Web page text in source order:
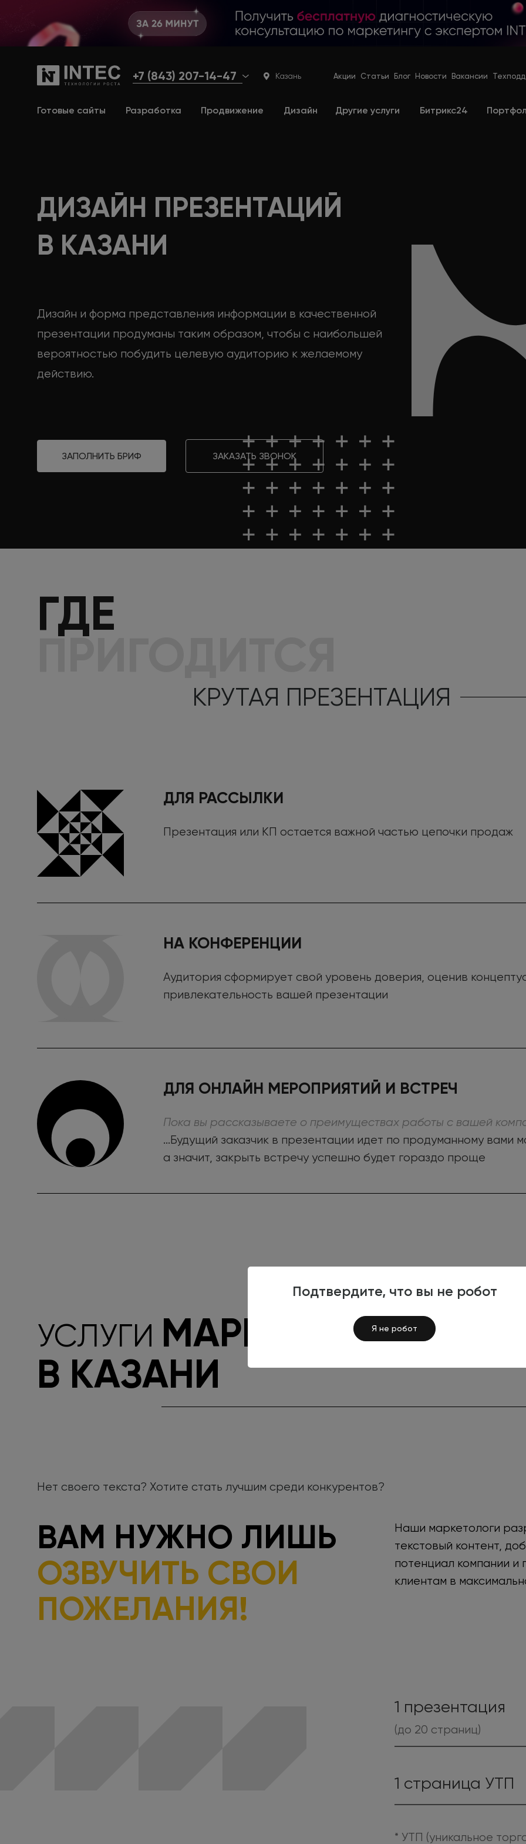
Подтвердите, что вы не робот
Я не робот
+7 (843) 207-14-47 Казань Акции Статьи Блог Новости Вакансии
Готовые сайты Разработка Продвижение Дизайн Другие услуги Битрикс24
ДИЗАЙН ПРЕЗЕНТАЦИЙ
В КАЗАНИ
Дизайн и форма представления информации в качественной
презентации продуманы таким образом, чтобы с наибольшей
вероятностью побудить целевую аудиторию к желаемому
действию.
ЗАПОЛНИТЬ БРИФ ЗАКАЗАТЬ ЗВОНОК
ГДЕ
ПРИГОДИТСЯ
КРУТАЯ ПРЕЗЕНТАЦИЯ
ДЛЯ РАССЫЛКИ
Презентация или КП остается важной частью цепочки продаж
НА КОНФЕРЕНЦИИ
Аудитория сформирует свой уровень доверия, оценив
привлекательность вашей презентации
ДЛЯ ОНЛАЙН МЕРОПРИЯТИЙ И ВСТРЕЧ
Пока вы рассказываете о преимуществах работы с вашей
...Будущий заказчик в презентации идет по продуманному вами
а значит, закрыть встречу успешно будет гораздо проще
УСЛУГИ МАРКЕТОЛОГА
В КАЗАНИ
Нет своего текста? Хотите стать лучшим среди конкурентов?
ВАМ НУЖНО ЛИШЬ
ОЗВУЧИТЬ СВОИ
ПОЖЕЛАНИЯ!
Наши маркетологи
текстовый контент,
потенциал компании и
клиентам в
1 презентация
(до 20 страниц)
1 страница УТП
* УТП (уникальное